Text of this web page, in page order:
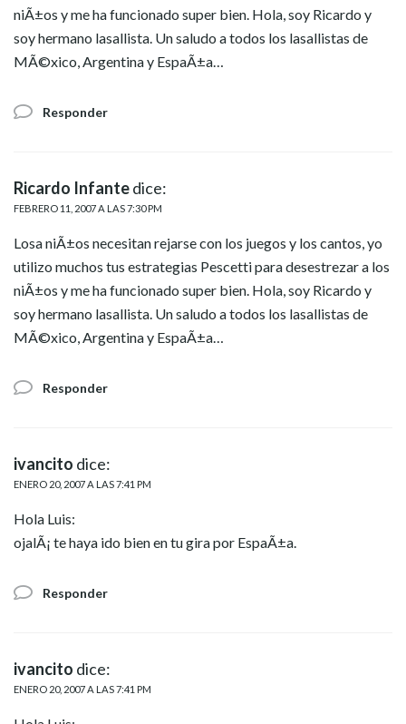
niÃ±os y me ha funcionado super bien. Hola, soy Ricardo y
soy hermano lasallista. Un saludo a todos los lasallistas de
MÃ©xico, Argentina y EspaÃ±a…
Responder
Ricardo Infantedice:
FEBRERO 11, 2007 A LAS 7:30 PM
Losa niÃ±os necesitan rejarse con los juegos y los cantos, yo
utilizo muchos tus estrategias Pescetti para desestrezar a los
niÃ±os y me ha funcionado super bien. Hola, soy Ricardo y
soy hermano lasallista. Un saludo a todos los lasallistas de
MÃ©xico, Argentina y EspaÃ±a…
Responder
ivancito dice:
ENERO 20, 2007 A LAS 7:41 PM
Hola Luis:
ojalÃ¡ te haya ido bien en tu gira por EspaÃ±a.
Responder
ivancito dice:
ENERO 20, 2007 A LAS 7:41 PM